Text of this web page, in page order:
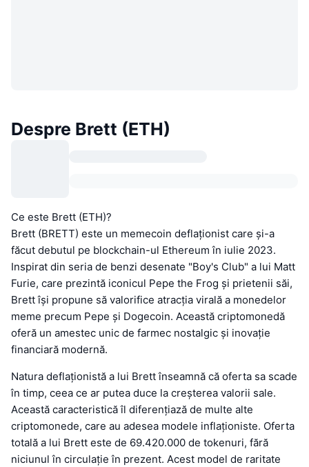
Despre Brett (ETH)
Ce este Brett (ETH)?
Brett (BRETT) este un memecoin deflaționist care și-a
făcut debutul pe blockchain-ul Ethereum în iulie 2023.
Inspirat din seria de benzi desenate "Boy's Club" a lui Matt
Furie, care prezintă iconicul Pepe the Frog și prietenii săi,
Brett își propune să valorifice atracția virală a monedelor
meme precum Pepe și Dogecoin. Această criptomonedă
oferă un amestec unic de farmec nostalgic și inovație
financiară modernă.
Natura deflaționistă a lui Brett înseamnă că oferta sa scade
în timp, ceea ce ar putea duce la creșterea valorii sale.
Această caracteristică îl diferențiază de multe alte
criptomonede, care au adesea modele inflaționiste. Oferta
totală a lui Brett este de 69.420.000 de tokenuri, fără
niciunul în circulație în prezent. Acest model de raritate